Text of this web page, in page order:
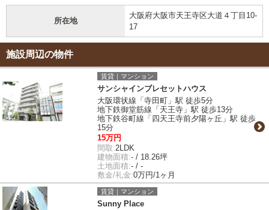
所在地
大阪府大阪市天王寺区大道４丁目10-
17
施設周辺の物件
賃貸｜マンション
サンシャインブレセットハウス
大阪環状線「寺田町」駅 徒歩5分
地下鉄御堂筋線「天王寺」駅 徒歩13分
地下鉄谷町線「四天王寺前夕陽ヶ丘」駅 徒歩
15分
15万円
間取:2LDK
建物面積:- / 18.26坪
土地面積:- / -
敷金/礼金:0万円/1ヶ月
賃貸｜マンション
Sunny Place